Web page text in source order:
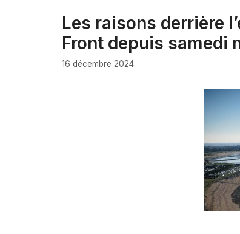
Les raisons derrière
Front depuis samedi
16 décembre 2024